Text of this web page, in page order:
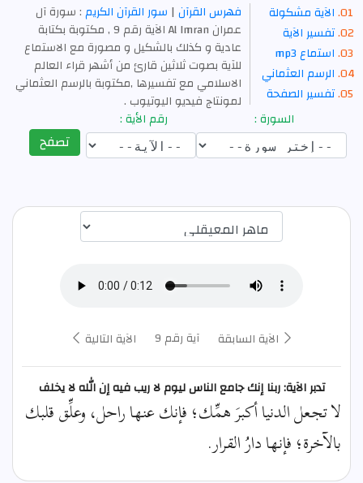
الآية مشكولة
تفسير الآية
استماع mp3
الرسم العثماني
تفسير الصفحة
فهرس القرآن | سور القرآن الكريم: سورة آل
عمران Al Imran الآية رقم 9 , مكتوبة بكتابة
عادية و كذلك بالشكيل و مصورة مع الاستماع
للآية بصوت ثلاثين قارئ من أشهر قراء العالم
الاسلامي مع تفسيرها ,مكتوبة بالرسم العثماني
لمونتاج فيديو اليوتيوب .
السورة :
رقم الأية :
تصفح
اختيار قارئ الآية
الآية السابقة آية رقم 9 الآية التالية
تدبر الآية: ربنا إنك جامع الناس ليوم لا ريب فيه إن الله لا يخلف
لا تجعل الدنيا أكبرَ همِّك؛ فإنك عنها راحل، وعلِّق قلبك
بالآخرة؛ فإنها دارُ القرار.